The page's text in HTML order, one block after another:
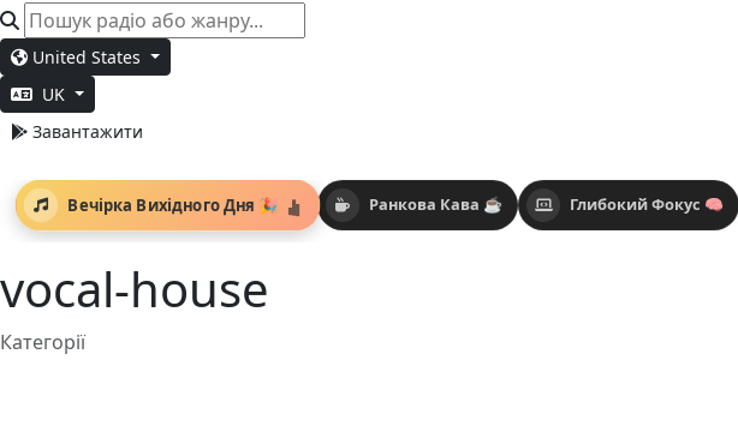
United States
UK
Завантажити
Ранкова Кава ☕ Глибокий Фокус 🧠
Вечірка Вихідного Дня 🎉
vocal-house
Категорії